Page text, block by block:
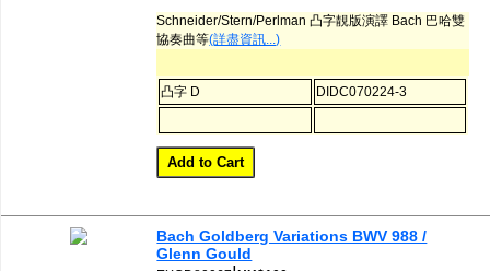
Schneider/Stern/Perlman 凸字靚版演譯 Bach 巴哈雙
協奏曲等(詳盡資訊...)
凸字 D DIDC070224-3
Bach Goldberg Variations BWV 988 /
Glenn Gould